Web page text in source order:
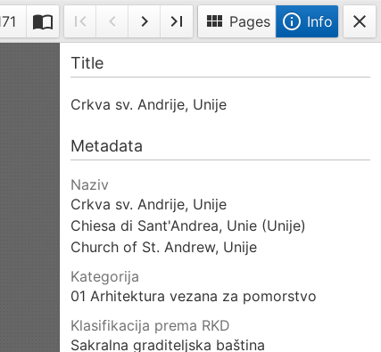
import_contacts
Toggle
double-
first_page
First
page
navigate_before
Previous
navigate_next
Next
last_page
Last
view_module Pages info_outline Info close
Info
Title
Crkva sv. Andrije, Unije
Metadata
Naziv
Crkva sv. Andrije, Unije
Chiesa di Sant'Andrea, Unie (Unije)
Church of St. Andrew, Unije
Kategorija
01 Arhitektura vezana za pomorstvo
Klasifikacija prema RKD
Sakralna graditeljska baština